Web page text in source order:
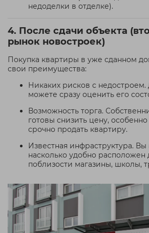
недоделки в отделке).
4. После сдачи объекта
рынок новостроек)
Покупка квартиры в уже сданном
свои преимущества:
Никаких рисков с
можете сразу оценить его
Возможность торга.
готовы снизить цену,
срочно продать квартиру.
Известная инфраструктура.
насколько удобно расположен
поблизости магазины, школы,